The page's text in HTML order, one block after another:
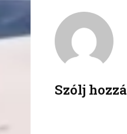
b
Szólj hozzá